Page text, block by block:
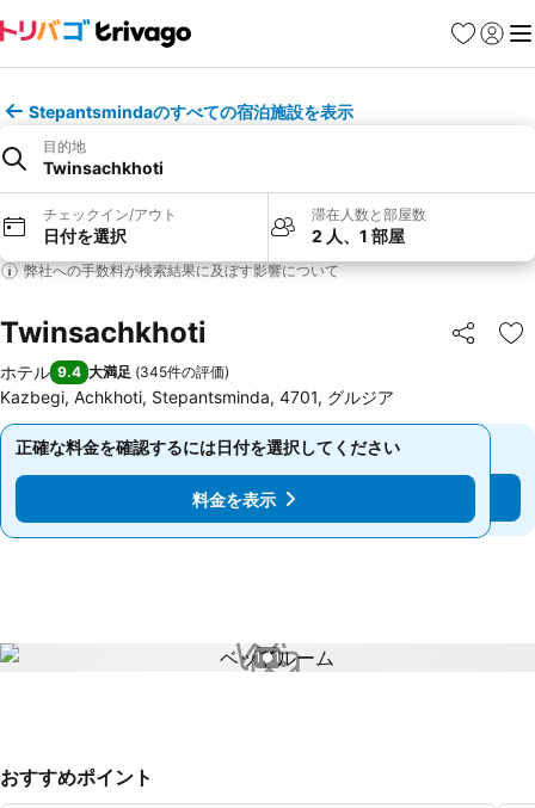
お気に入り
ログイ
メ
Stepantsmindaのすべての宿泊施設を表示
目的地
Twinsachkhoti
チェックイン/アウト
日付を選択
滞在人数と部屋数
2 人、1 部屋
弊社への手数料が検索結果に及ぼす影響について
Twinsachkhoti シェア お
ホテル 9.4 大満足 (345件の評価)
Kazbegi, Achkhoti, Stepantsminda, 4701, グルジア
正確な料金を確認するには日付を選択してください
料金を表示
正確な料金を確認するには日付を選択してください
料金を表示
1 / 1
おすすめポイント